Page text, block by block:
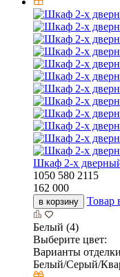
Шкаф 2-х
1050 580 2115
162 000
в корзину Товар
Белый (4)
Выберите цвет:
Варианты
Белый/Серый/